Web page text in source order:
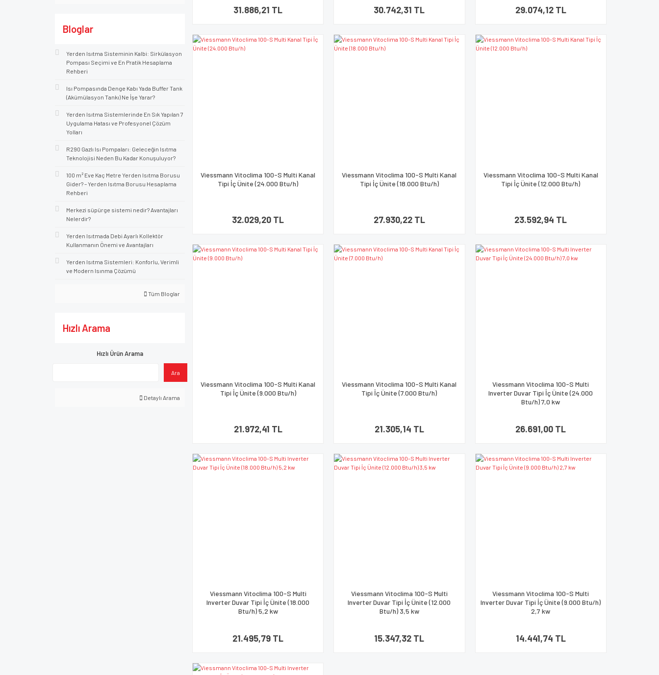
Bloglar
Yerden Isıtma Sisteminin Kalbi: Sirkülasyon
Pompası Seçimi ve En Pratik Hesaplama
Rehberi
Isı Pompasında Denge Kabı Yada Buffer Tank
(Akümülasyon Tankı) Ne İşe Yarar?
Yerden Isıtma Sistemlerinde En Sık Yapılan 7
Uygulama Hatası ve Profesyonel Çözüm
Yolları
R290 Gazlı Isı Pompaları: Geleceğin Isıtma
Teknolojisi Neden Bu Kadar Konuşuluyor?
100 m² Eve Kaç Metre Yerden Isıtma Borusu
Gider? – Yerden Isıtma Borusu Hesaplama
Rehberi
Merkezi süpürge sistemi nedir? Avantajları
Nelerdir?
Yerden Isıtmada Debi Ayarlı Kollektör
Kullanmanın Önemi ve Avantajları
Yerden Isıtma Sistemleri: Konforlu, Verimli
ve Modern Isınma Çözümü
Tüm Bloglar
Hızlı Arama
Hızlı Ürün Arama
Ara
Detaylı Arama
31.886,21 TL 30.742,31 TL 29.074,12 TL
Viessmann Vitoclima 100-S Multi Kanal
Tipi İç Ünite (24.000 Btu/h)
32.029,20 TL
Viessmann Vitoclima 100-S Multi Kanal
Tipi İç Ünite (18.000 Btu/h)
27.930,22 TL
Viessmann Vitoclima 100-S Multi Kanal
Tipi İç Ünite (12.000 Btu/h)
23.592,94 TL
Viessmann Vitoclima 100-S Multi Kanal
Tipi İç Ünite (9.000 Btu/h)
21.972,41 TL
Viessmann Vitoclima 100-S Multi Kanal
Tipi İç Ünite (7.000 Btu/h)
21.305,14 TL
Viessmann Vitoclima 100-S Multi
Inverter Duvar Tipi İç Ünite (24.000
Btu/h) 7,0 kw
26.691,00 TL
Viessmann Vitoclima 100-S Multi
Inverter Duvar Tipi İç Ünite (18.000
Btu/h) 5,2 kw
21.495,79 TL
Viessmann Vitoclima 100-S Multi
Inverter Duvar Tipi İç Ünite (12.000
Btu/h) 3,5 kw
15.347,32 TL
Viessmann Vitoclima 100-S Multi
Inverter Duvar Tipi İç Ünite (9.000 Btu/h)
2,7 kw
14.441,74 TL